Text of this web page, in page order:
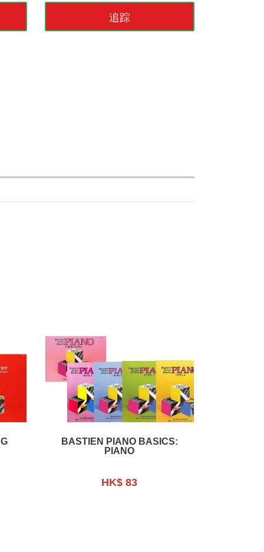
追踪
BASTIEN PIANO BASICS:
PIANO
HK$ 83